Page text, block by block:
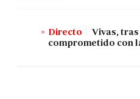
Directo
Vivas,
comprometido con